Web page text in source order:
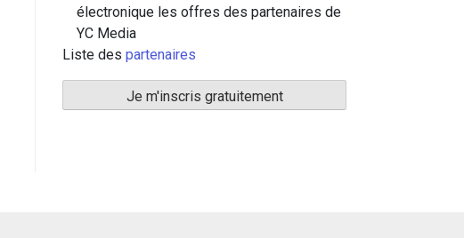
électronique les offres des partenaires de
YC Media
Liste des partenaires